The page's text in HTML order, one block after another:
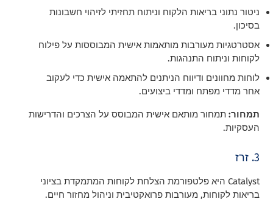
ניטור נתוני בריאות הלקוח וניתוח תחזיתי לזיהוי חשבונות
בסיכון.
אסטרטגיות מעורבות מותאמות אישית המבוססות על פילוח
לקוחות וניתוח התנהגות.
לוחות מחוונים ודיווח הניתנים להתאמה אישית כדי לעקוב
אחר מדדי מפתח ומדדי ביצועים.
תמחור: תמחור מותאם אישית המבוסס על הצרכים והדרישות
העסקיות.
3. זרז
Catalyst היא פלטפורמת הצלחת לקוחות המתמקדת בציוני
בריאות לקוחות, מעורבות פרואקטיבית וניהול מחזור חיים.